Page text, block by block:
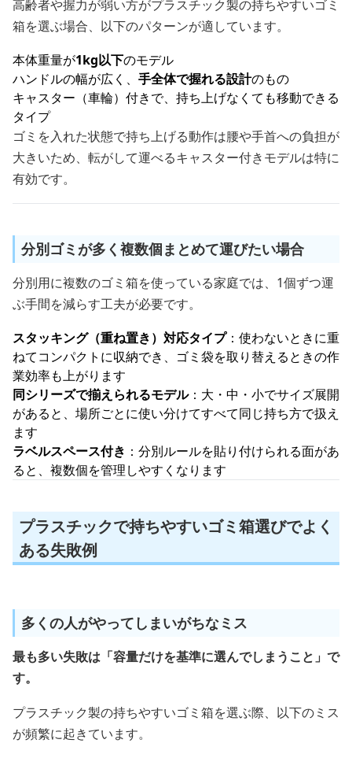
高齢者や握力が弱い方がプラスチック製の持ちやすいゴミ
箱を選ぶ場合、以下のパターンが適しています。
本体重量が1kg以下のモデル
ハンドルの幅が広く、 手全体で握れる設計のもの
キャスター（車輪）付きで、持ち上げなくても移動できる
タイプ
ゴミを入れた状態で持ち上げる動作は腰や手首への負担が
大きいため、転がして運べるキャスター付きモデルは特に
有効です。
分別ゴミが多く複数個まとめて運びたい場合
分別用に複数のゴミ箱を使っている家庭では、1個ずつ運
ぶ手間を減らす工夫が必要です。
スタッキング（重ね置き）対応タイプ：使わないときに重
ねてコンパクトに収納でき、ゴミ袋を取り替えるときの作
業効率も上がります
同シリーズで揃えられるモデル：大・中・小でサイズ展開
があると、場所ごとに使い分けてすべて同じ持ち方で扱え
ます
ラベルスペース付き ：分別ルールを貼り付けられる面があ
ると、複数個を管理しやすくなります
プラスチックで持ちやすいゴミ箱選びでよく
ある失敗例
多くの人がやってしまいがちなミス
最も多い失敗は「容量だけを基準に選んでしまうこと」で
す。
プラスチック製の持ちやすいゴミ箱を選ぶ際、以下のミス
が頻繁に起きています。